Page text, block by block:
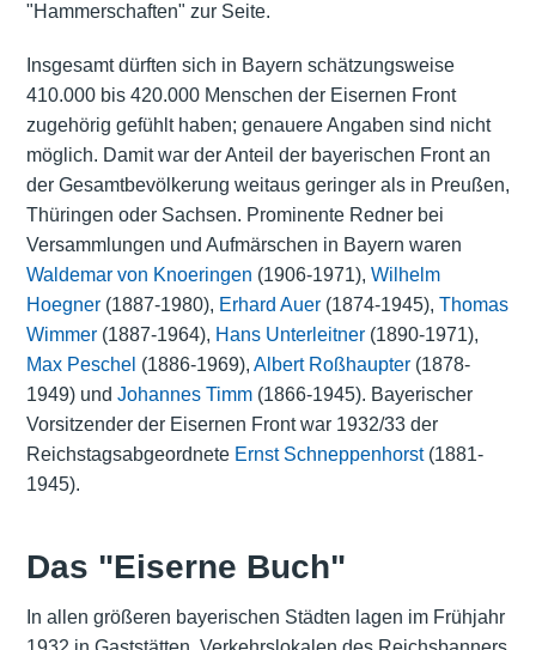
"Hammerschaften" zur Seite.
Insgesamt dürften sich in Bayern schätzungsweise
410.000 bis 420.000 Menschen der Eisernen Front
zugehörig gefühlt haben; genauere Angaben sind nicht
möglich. Damit war der Anteil der bayerischen Front an
der Gesamtbevölkerung weitaus geringer als in Preußen,
Thüringen oder Sachsen. Prominente Redner bei
Versammlungen und Aufmärschen in Bayern waren
Waldemar von Knoeringen (1906-1971), Wilhelm
Hoegner(1887-1980), Erhard Auer(1874-1945), Thomas
Wimmer(1887-1964), Hans Unterleitner(1890-1971),
Max Peschel (1886-1969), Albert Roßhaupter(1878-
1949) und Johannes Timm(1866-1945). Bayerischer
Vorsitzender der Eisernen Front war 1932/33 der
Reichstagsabgeordnete Ernst Schneppenhorst(1881-
1945).
Das "Eiserne Buch"
In allen größeren bayerischen Städten lagen im Frühjahr